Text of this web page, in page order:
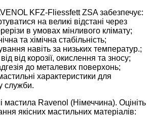
KFZ-Fliessfett ZSA забезпечує:
на великі відстані через
в умовах мінливого клімату;
та хімічна стабільність;
навіть за низьких температур.;
від корозії, окислення та зносу;
до металевих поверхонь;
характеристики для
служби.
мастила Ravenol (Німеччина). Оцініть
якісних мастильних матеріалів: